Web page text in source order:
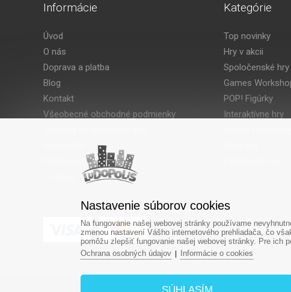
Informácie
Úvod
O nás
Doprava a platba
Blog
Kontakt
Všeobecné obchodné podmienky
Kategórie
Top novinky
Hry v akcii
Spoločenské hry
Games
POP! Figúrky
Interaktívne hry
‎+421
Nastavenie súborov cookies
Na fungovanie našej webovej stránky používame
zmenou nastavení Vášho internetového prehliadača, čo
pomôžu zlepšiť fungovanie našej webovej stránky. Pre ich
Ochrana osobných údajov
Informácie o cookies